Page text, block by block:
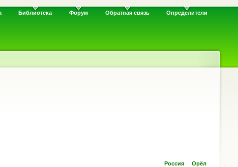
Библиотека Форум Обратная связь Определители
Россия Орёл